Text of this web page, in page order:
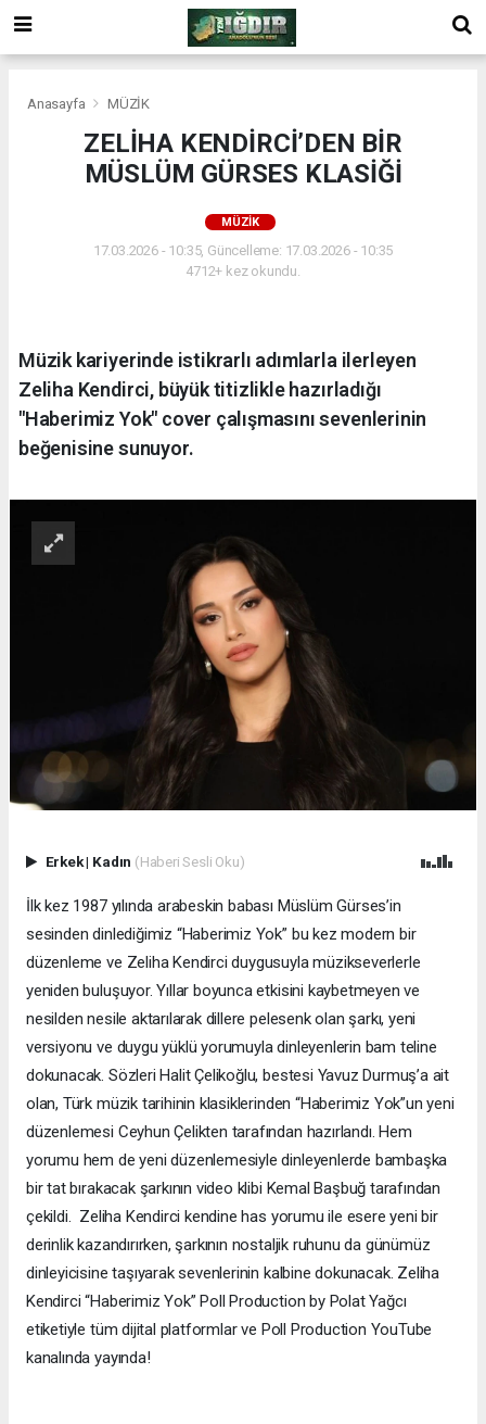
Anasayfa MÜZİK
ZELİHA KENDİRCİ’DEN BİR
MÜSLÜM GÜRSES KLASİĞİ
MÜZİK
17.03.2026 - 10:35, Güncelleme: 17.03.2026 - 10:35
4712+ kez okundu.
Müzik kariyerinde istikrarlı adımlarla ilerleyen
Zeliha Kendirci, büyük titizlikle hazırladığı
"Haberimiz Yok" cover çalışmasını sevenlerinin
beğenisine sunuyor.
Erkek| Kadın (Haberi Sesli Oku)
İlk kez 1987 yılında arabeskin babası Müslüm Gürses’in
sesinden dinlediğimiz “Haberimiz Yok” bu kez modern bir
düzenleme ve Zeliha Kendirci duygusuyla müzikseverlerle
yeniden buluşuyor. Yıllar boyunca etkisini kaybetmeyen ve
nesilden nesile aktarılarak dillere pelesenk olan şarkı, yeni
versiyonu ve duygu yüklü yorumuyla dinleyenlerin bam teline
dokunacak. Sözleri Halit Çelikoğlu, bestesi Yavuz Durmuş’a ait
olan, Türk müzik tarihinin klasiklerinden “Haberimiz Yok”un yeni
düzenlemesi Ceyhun Çelikten tarafından hazırlandı. Hem
yorumu hem de yeni düzenlemesiyle dinleyenlerde bambaşka
bir tat bırakacak şarkının video klibi Kemal Başbuğ tarafından
çekildi. Zeliha Kendirci kendine has yorumu ile esere yeni bir
derinlik kazandırırken, şarkının nostaljik ruhunu da günümüz
dinleyicisine taşıyarak sevenlerinin kalbine dokunacak. Zeliha
Kendirci “Haberimiz Yok” Poll Production by Polat Yağcı
etiketiyle tüm dijital platformlar ve Poll Production YouTube
kanalında yayında!